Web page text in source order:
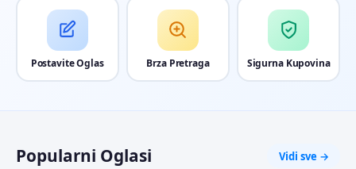
Postavite Oglas Brza Pretraga Sigurna Kupovina
Popularni Oglasi Vidi sve →